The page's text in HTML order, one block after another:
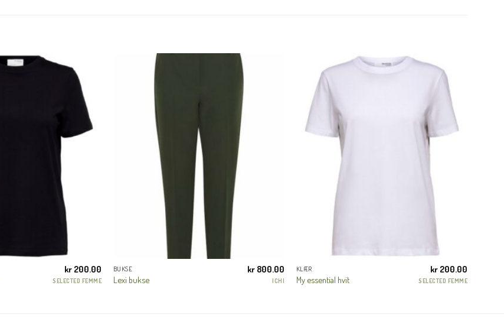
kr 200.00
SELECTED FEMME
BUKSE
Lexi bukse
kr 800.00
ICHI
KLÆR
My essential hvit
kr 200.00
SELECTED FEMME
En liten velkomstgave til deg! ❤️
Bli en del av Nora-familien i dag. Som medlem får du 10% rabatt på din
første handel og eksklusive fordeler rett i lomma.
JA, HENT MIN RABATTKODE!
Nei takk, Jeg er ikke interessert